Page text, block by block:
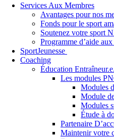
Services Aux Membres
Avantages pour nos
Fonds pour le sport
Soutenez votre sport
Programme d’aide
SportJeunesse
Coaching
Éducation
Les modules
Modules
Module
Modules
Étude à
Partenaire
Maintenir votre